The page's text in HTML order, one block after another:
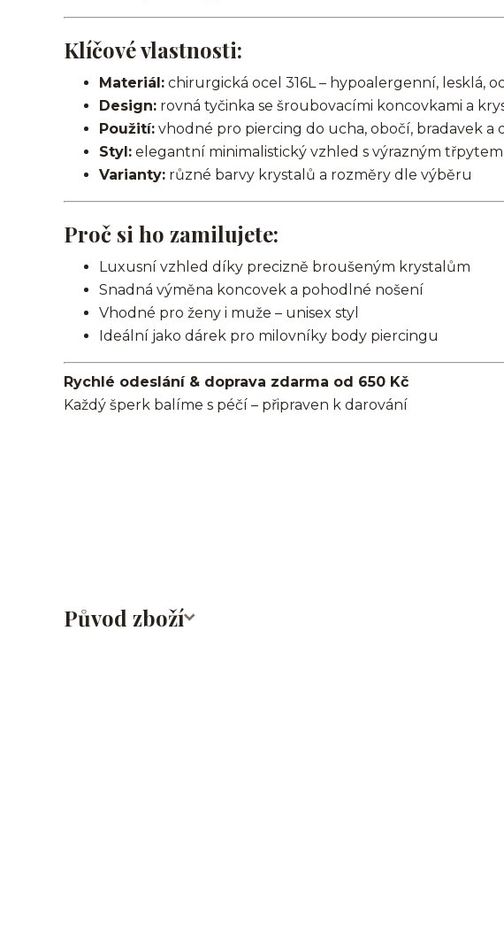
Klíčové vlastnosti:
Materiál: chirurgická ocel 316L – hypoalergenní, lesklá,
Design: rovná tyčinka se šroubovacími koncovkami a
Použití: vhodné pro piercing do ucha, obočí, bradavek a
Styl: elegantní minimalistický vzhled s výrazným třpytem
Varianty: různé barvy krystalů a rozměry dle výběru
Proč si ho zamilujete:
Luxusní vzhled díky precizně broušeným krystalům
Snadná výměna koncovek a pohodlné nošení
Vhodné pro ženy i muže – unisex styl
Ideální jako dárek pro milovníky body piercingu
Rychlé odeslání & doprava zdarma od 650 Kč
Každý šperk balíme s péčí – připraven k darování
Původ zboží